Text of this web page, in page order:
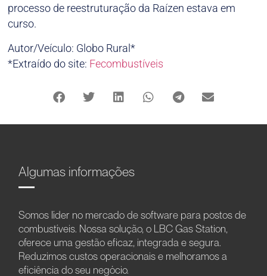
processo de reestruturação da Raízen estava em
curso.
Autor/Veículo: Globo Rural*
*Extraído do site: Fecombustíveis
Algumas informações
Somos líder no mercado de software para postos de
combustíveis. Nossa solução, o LBC Gas Station,
oferece uma gestão eficaz, integrada e segura.
Reduzimos custos operacionais e melhoramos a
eficiência do seu negócio.